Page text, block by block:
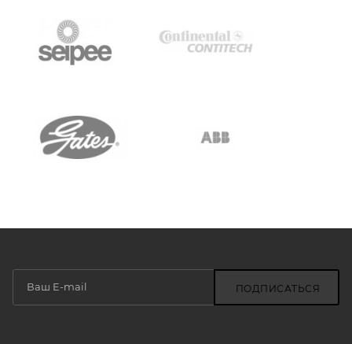
ПОДПИСАТЬСЯ